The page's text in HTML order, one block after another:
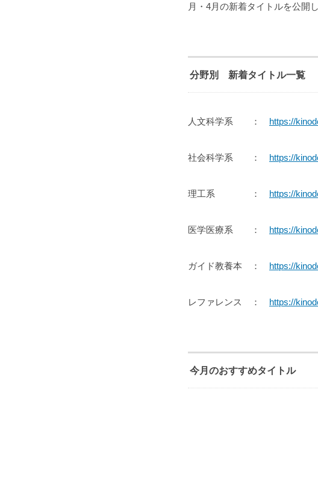
月・4月の新着タイトルを公開し
分野別 新着タイトル一覧
人文科学系 ： https://
社会科学系 ： https://
理工系 ： https://
医学医療系 ： https://
ガイド教養本 ： https://
レファレンス ： https://
今月のおすすめタイトル